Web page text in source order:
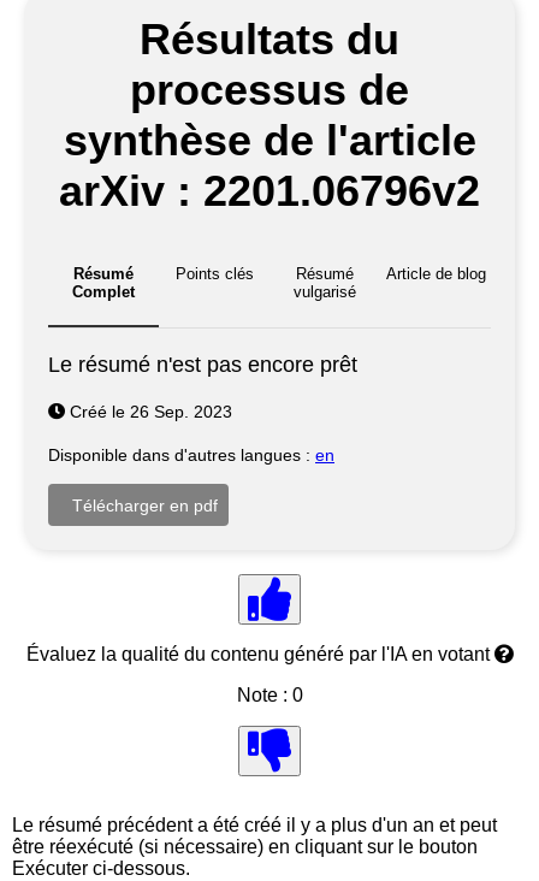
Résultats du
processus de
synthèse de l'article
arXiv : 2201.06796v2
Résumé
Complet
Points clés
Résumé
vulgarisé
Article de blog
Le résumé n'est pas encore prêt
Créé le 26 Sep. 2023
Disponible dans d'autres langues : en
Évaluez la qualité du contenu généré par l'IA en votant
Note : 0
Le résumé précédent a été créé il y a plus d'un an et peut
être réexécuté (si nécessaire) en cliquant sur le bouton
Exécuter ci-dessous.